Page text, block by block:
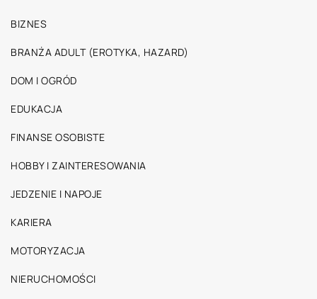
BIZNES
BRANŻA ADULT (EROTYKA, HAZARD)
DOM I OGRÓD
EDUKACJA
FINANSE OSOBISTE
HOBBY I ZAINTERESOWANIA
JEDZENIE I NAPOJE
KARIERA
MOTORYZACJA
NIERUCHOMOŚCI